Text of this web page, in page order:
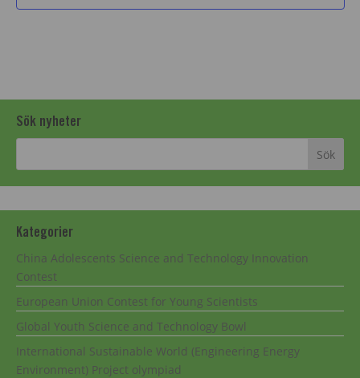
Sök nyheter
Kategorier
China Adolescents Science and Technology Innovation
Contest
European Union Contest for Young Scientists
Global Youth Science and Technology Bowl
International Sustainable World (Engineering Energy
Environment) Project olympiad